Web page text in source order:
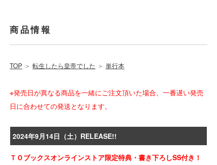
商品情報
TOP ＞ 転生したら皇帝でした ＞ 単行本
※発売日が異なる商品を一緒にご注文頂いた場合、一番遅い発売
日に合わせての発送となります。
2024年9月14日（土）RELEASE!!
ＴＯブックスオンラインストア限定特典・書き下ろしSS付き！